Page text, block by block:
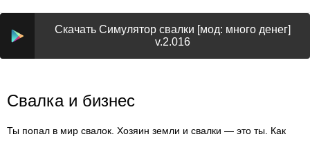
Скачать Симулятор свалки [мод: много денег]
v.2.016
Свалка и бизнес
Ты попал в мир свалок. Хозяин земли и свалки — это ты. Как